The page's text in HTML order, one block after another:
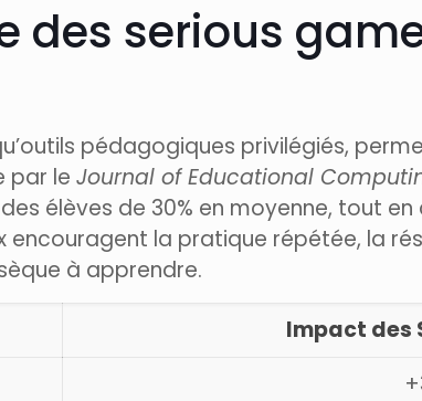
des serious
pédagogiques privilégiés,
par le Journal of Educational
élèves de 30% en moyenne, tout
encouragent la pratique répétée, la
à apprendre.
Impact des